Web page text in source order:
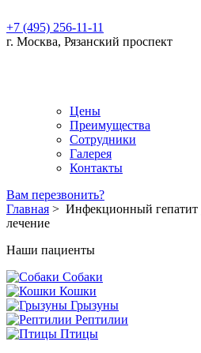
+7 (495) 256-11-11
г. Москва, Рязанский проспект
Цены
Преимущества
Сотрудники
Галерея
Контакты
Вам перезвонить?
Главная > Инфекционный гепатит
лечение
Наши пациенты
Собаки
Кошки
Грызуны
Рептилии
Птицы